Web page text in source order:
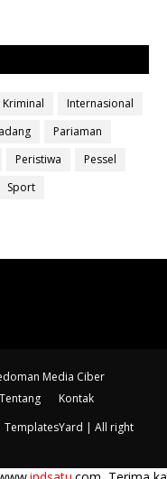
Kriminal
Internasional
Pariaman
Peristiwa
Pessel
Sport
Media Ciber
Tentang
Kontak
TemplatesYard | All right